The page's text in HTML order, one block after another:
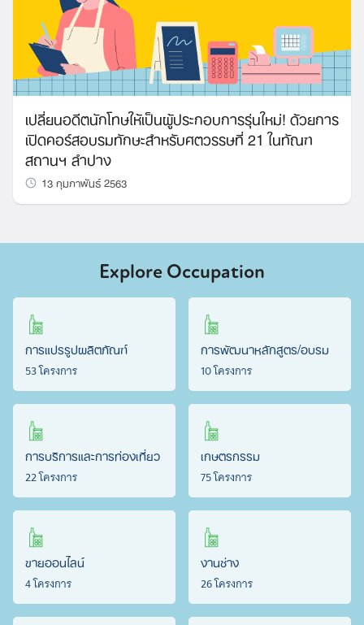
เปลี่ยนอดีตนักโทษให้เป็นผู้ประกอบการรุ่นใหม่! ด้วยการ
เปิดคอร์สอบรมทักษะสำหรับศตวรรษที่ 21 ในทัณฑ
สถานฯ ลำปาง
13 กุมภาพันธ์ 2563
Explore Occupation
การแปรรูปผลิตภัณฑ์
53 โครงการ
การพัฒนาหลักสูตร/อบรม
10 โครงการ
การบริการและการท่องเที่ยว
22 โครงการ
เกษตรกรรม
75 โครงการ
ขายออนไลน์
4 โครงการ
งานช่าง
26 โครงการ